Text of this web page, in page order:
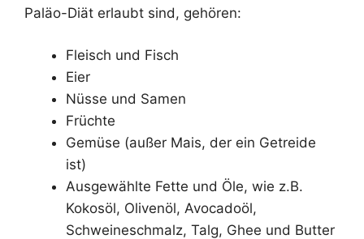
Paläo-Diät erlaubt sind, gehören:
Fleisch und Fisch
Eier
Nüsse und Samen
Früchte
Gemüse (außer Mais, der ein Getreide
ist)
Ausgewählte Fette und Öle, wie z.B.
Kokosöl, Olivenöl, Avocadoöl,
Schweineschmalz, Talg, Ghee und Butter